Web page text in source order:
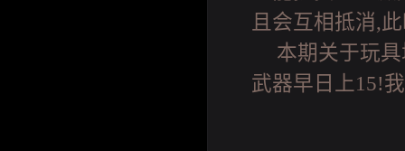
且会互相抵消,
本期关于玩
武器早日上15!